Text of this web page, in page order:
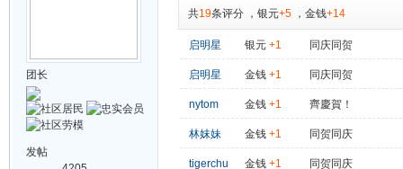
团长
发帖
共19条评分 ， 银元+5 ， 金钱+14
启明星 银元 +1 同庆同贺
启明星 金钱 +1 同庆同贺
nytom 金钱 +1 齊慶賀！
林妺妹 金钱 +1 同贺同庆
tigerchu 金钱 +1 同贺同庆